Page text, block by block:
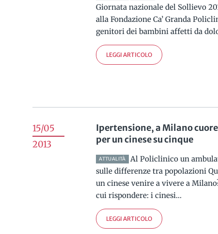
Giornata nazionale del Sollievo
alla Fondazione Ca’ Granda
genitori dei bambini affetti da
LEGGI ARTICOLO
15/05
2013
Ipertensione, a Milano
per un cinese su cinque
ATTUALITÀ
Al Policlinico un
sulle differenze tra popolazioni
un cinese venire a vivere a
cui rispondere: i cinesi...
LEGGI ARTICOLO